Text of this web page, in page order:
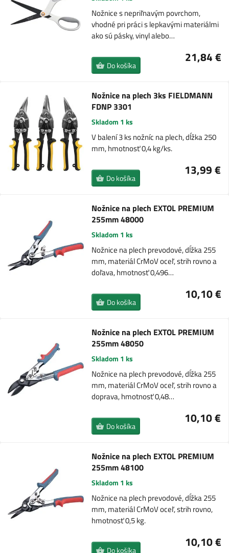
Nožnice s nepriľnavým povrchom,
vhodné pri práci s lepkavými materiálmi
ako sú pásky, vinyl alebo…
21,84 €
Do košíka
Nožnice na plech 3ks FIELDMANN
FDNP 3301
Skladom 1 ks
V balení 3 ks nožníc na plech, dĺžka 250
mm, hmotnosť 0,4 kg/ks.
13,99 €
Do košíka
Nožnice na plech EXTOL PREMIUM
255mm 48000
Skladom 1 ks
Nožnice na plech prevodové, dĺžka 255
mm, materiál CrMoV oceľ, strih rovno a
doľava, hmotnosť 0,496…
10,10 €
Do košíka
Nožnice na plech EXTOL PREMIUM
255mm 48050
Skladom 1 ks
Nožnice na plech prevodové, dĺžka 255
mm, materiál CrMoV oceľ, strih rovno a
doprava, hmotnosť 0,48…
10,10 €
Do košíka
Nožnice na plech EXTOL PREMIUM
255mm 48100
Skladom 1 ks
Nožnice na plech prevodové, dĺžka 255
mm, materiál CrMoV oceľ, strih rovno,
hmotnosť 0,5 kg.
10,10 €
Do košíka